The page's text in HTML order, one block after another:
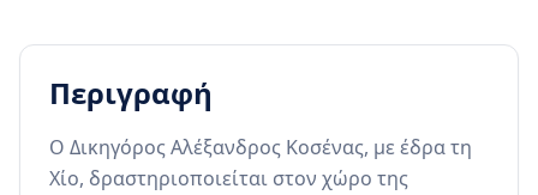
Περιγραφή
Ο Δικηγόρος Αλέξανδρος Κοσένας, με έδρα τη
Χίο, δραστηριοποιείται στον χώρο της